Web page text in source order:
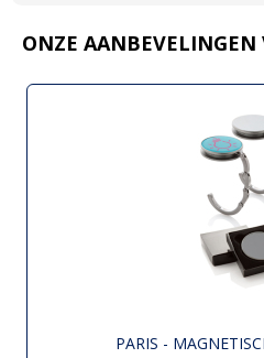
ONZE AANBEVELINGEN
PARIS -